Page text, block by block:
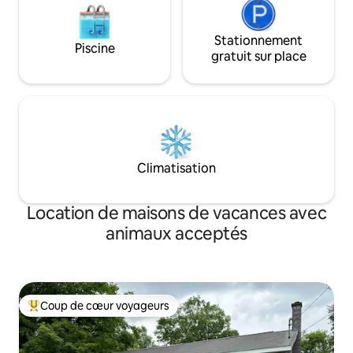
Piscine
Stationnement
gratuit sur place
Climatisation
Location de maisons de vacances avec
animaux acceptés
Coups de cœur voyageurs les plus appréciés
Coup de cœur voyageurs